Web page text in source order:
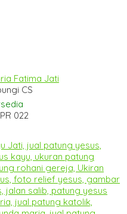
Fatima Jati
CS
022